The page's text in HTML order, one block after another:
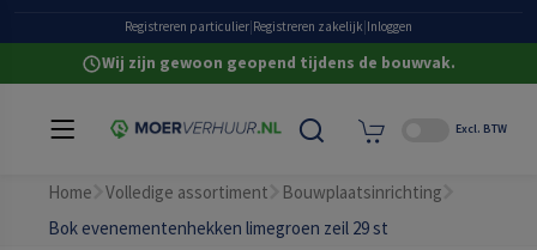
Grote eigen voorraad
Heldere all-in prijzenRegistreren particulier Registreren zakelijk Inloggen
Wij zijn gewoon geopend tijdens de bouwvak.
Excl. BTW
Home Volledige assortiment
Bouwplaatsinrichting
Bok evenementenhekken limegroen zeil 29 st